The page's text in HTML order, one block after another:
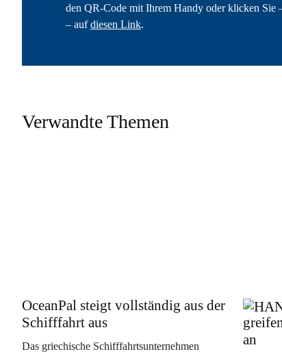
den QR-Code mit Ihrem Handy oder klicken Sie
– aufdiesen Link.
Verwandte Themen
OceanPal steigt vollständig aus der
Schifffahrt aus
Das griechische Schifffahrtsunternehmen
an